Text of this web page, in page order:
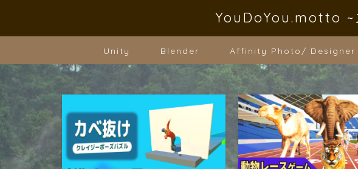
YouDoYou.motto ~
Unity Blender Affinity Photo/ Designer